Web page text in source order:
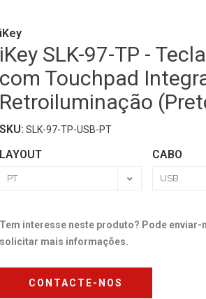
iKey
iKey SLK-97-TP -
com Touchpad
Retroiluminação
SKU: SLK-97-TP-USB-PT
LAYOUT CABO
Tem interesse neste produto? Pode enviar-
solicitar mais informações.
CONTACTE-NOS